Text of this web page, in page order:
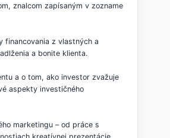
znalcom zapísaným v zozname
financovania z vlastných a
a bonite klienta.
a o tom, ako investor zvažuje
aspekty investičného
marketingu – od práce s